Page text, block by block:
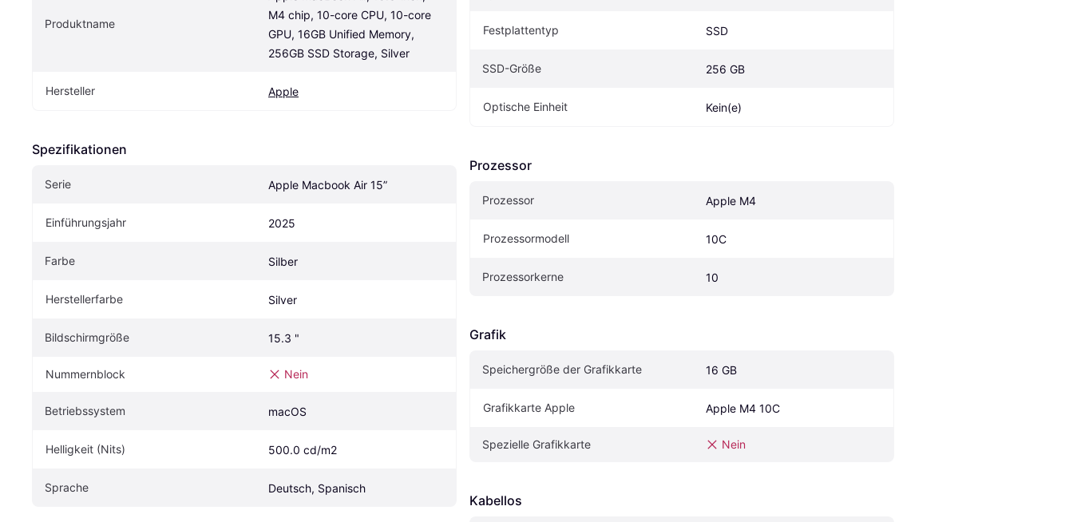
Produktname
M4 chip, 10-core CPU, 10-core
GPU, 16GB Unified Memory,
256GB SSD Storage, Silver
Hersteller Apple
Spezifikationen
Serie Apple Macbook Air 15”
Einführungsjahr 2025
Farbe Silber
Herstellerfarbe Silver
Bildschirmgröße 15.3 "
Nummernblock Nein
Betriebssystem macOS
Helligkeit (Nits) 500.0 cd/m2
Sprache Deutsch, Spanisch
Festplattentyp SSD
SSD-Größe 256 GB
Optische Einheit Kein(e)
Prozessor
Prozessor Apple M4
Prozessormodell 10C
Prozessorkerne 10
Grafik
Speichergröße der Grafikkarte 16 GB
Grafikkarte Apple Apple M4 10C
Spezielle Grafikkarte Nein
Kabellos